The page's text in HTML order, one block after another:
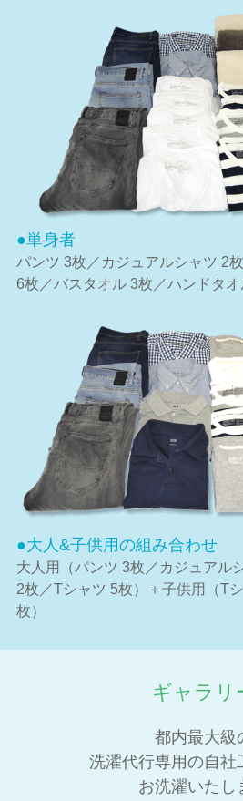
●単身者
パンツ 3枚／カジュアルシャツ 2
6枚／バスタオル 3枚／ハンドタオ
●大人&子供用の組み合わせ
大人用（パンツ 3枚／カジュアル
2枚／Tシャツ 5枚）＋子供用（T
枚）
ギャラリ
都内最大級
洗濯代行専用の自社
お洗濯いたし